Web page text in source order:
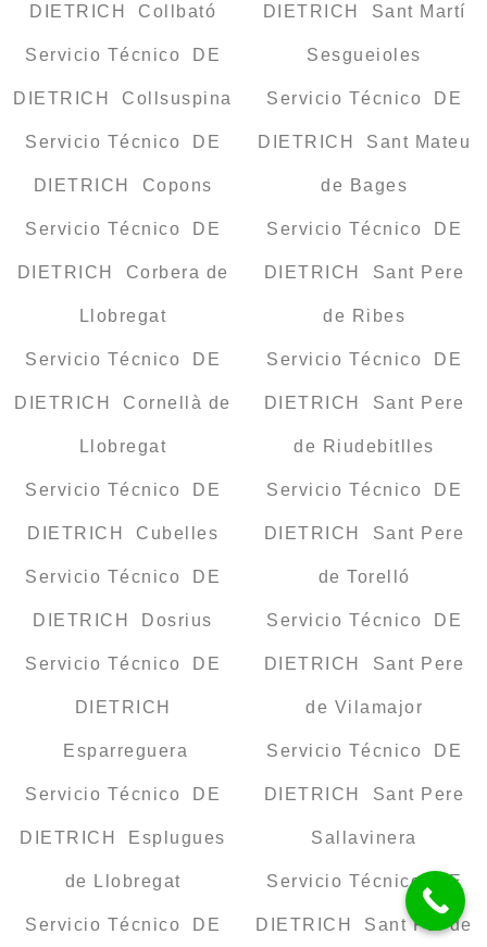
DIETRICH Collbató
Servicio Técnico DE
DIETRICH Collsuspina
Servicio Técnico DE
DIETRICH Copons
Servicio Técnico DE
DIETRICH Corbera de
Llobregat
Servicio Técnico DE
DIETRICH Cornellà de
Llobregat
Servicio Técnico DE
DIETRICH Cubelles
Servicio Técnico DE
DIETRICH Dosrius
Servicio Técnico DE
DIETRICH
Esparreguera
Servicio Técnico DE
DIETRICH Esplugues
de Llobregat
Servicio Técnico DE
DIETRICH Sant Martí
Sesgueioles
Servicio Técnico DE
DIETRICH Sant Mateu
de Bages
Servicio Técnico DE
DIETRICH Sant Pere
de Ribes
Servicio Técnico DE
DIETRICH Sant Pere
de Riudebitlles
Servicio Técnico DE
DIETRICH Sant Pere
de Torelló
Servicio Técnico DE
DIETRICH Sant Pere
de Vilamajor
Servicio Técnico DE
DIETRICH Sant Pere
Sallavinera
Servicio Técnico DE
DIETRICH Sant Pol de